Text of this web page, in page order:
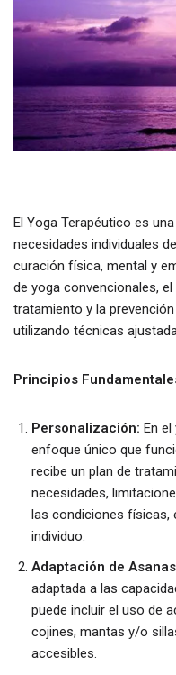
El Yoga Terapéutico es
necesidades individuales
curación física, mental y
de yoga convencionales,
tratamiento y la
utilizando técnicas
Principios
Personalización: En
enfoque único que
recibe un plan de
necesidades,
las condiciones físicas,
individuo.
Adaptación de
adaptada a las
puede incluir el uso de
cojines, mantas y/o
accesibles.